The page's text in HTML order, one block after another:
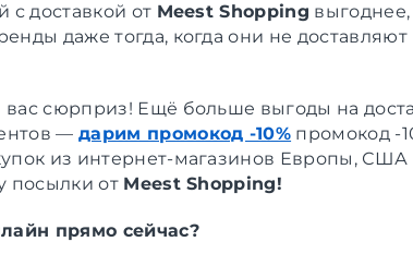
с доставкой от Meest Shopping
даже тогда, когда они не
сюрприз! Ещё больше выгоды на
— дарим промокод -10% промокод -
из интернет-магазинов Европы,
посылки от Meest Shopping!
прямо сейчас?